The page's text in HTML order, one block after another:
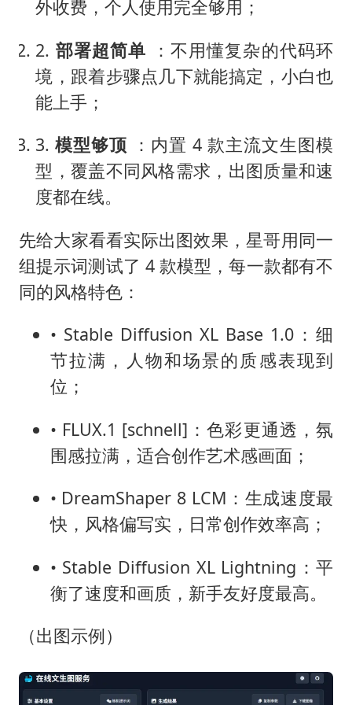
外收费，个人使用完全够用；
2. 部署超简单 ：不用懂复杂的代码环
境，跟着步骤点几下就能搞定，小白也
能上手；
3.模型够顶 ：内置 4 款主流文生图模
型，覆盖不同风格需求，出图质量和速
度都在线。
先给大家看看实际出图效果，星哥用同一
组提示词测试了 4 款模型，每一款都有不
同的风格特色：
• Stable Diffusion XL Base 1.0：细
节拉满，人物和场景的质感表现到
位；
• FLUX.1 [schnell]：色彩更通透，氛
围感拉满，适合创作艺术感画面；
• DreamShaper 8 LCM：生成速度最
快，风格偏写实，日常创作效率高；
• Stable Diffusion XL Lightning：平
衡了速度和画质，新手友好度最高。
（出图示例）